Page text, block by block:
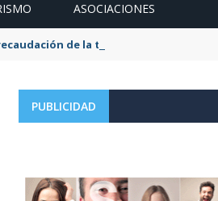
ASOCIACIONES
de la tasa de aguas y basuras
PUBLICIDAD